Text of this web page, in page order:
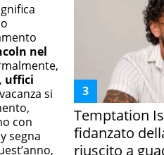
nel
uffici
si
con
segna
Temptation
fidanzato
riuscito a